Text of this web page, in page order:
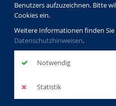
Benutzers aufzuzeichnen. Bitte
Cookies ein.
Weitere Informationen finden Sie
Datenschutzhinweisen.
Notwendig
Statistik
Was Sie
wissen
"Club50" der Volkshochschule
folgender Vergünstigung zu